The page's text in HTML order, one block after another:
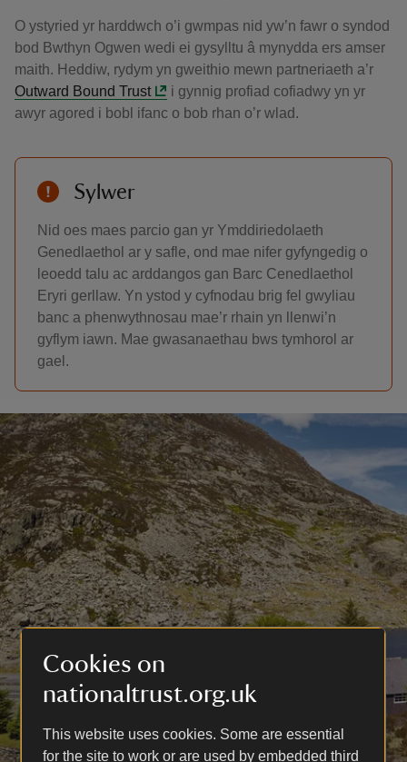
Cookies on
nationaltrust.org.uk
This website uses cookies. Some are essential
for the site to work or are used by embedded third
O ystyried yr harddwch o’i gwmpas nid yw’n fawr o syndod
bod Bwthyn Ogwen wedi ei gysylltu â mynydda ers amser
maith. Heddiw, rydym yn gweithio mewn partneriaeth a’r
Outward Bound Trust
i gynnig profiad cofiadwy yn yr
awyr agored i bobl ifanc o bob rhan o’r wlad.
Sylwer
Nid oes maes parcio gan yr Ymddiriedolaeth
Genedlaethol ar y safle, ond mae nifer gyfyngedig o
leoedd talu ac arddangos gan Barc Cenedlaethol
Eryri gerllaw. Yn ystod y cyfnodau brig fel gwyliau
banc a phenwythnosau mae’r rhain yn llenwi’n
gyflym iawn. Mae gwasanaethau bws tymhorol ar
gael.